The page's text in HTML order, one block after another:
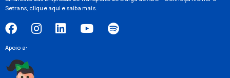
Setrans, clique aqui e saiba mais.
Apoio a: